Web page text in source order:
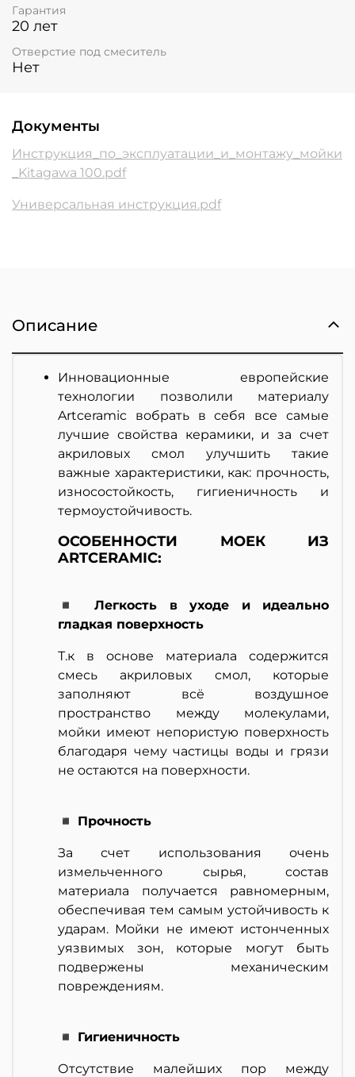
Гарантия
20 лет
Отверстие под смеситель
Нет
Документы
Инструкция_по_эксплуатации_и_монтажу_мойки
_Kitagawa 100.pdf
Универсальная инструкция.pdf
Описание
Инновационные европейские
технологии позволили материалу
Artceramic вобрать в себя все самые
лучшие свойства керамики, и за счет
акриловых смол улучшить такие
важные характеристики, как: прочность,
износостойкость, гигиеничность и
термоустойчивость.
ОСОБЕННОСТИ МОЕК ИЗ
ARTCERAMIC:
◾ Легкость в уходе и идеально
гладкая поверхность
Т.к в основе материала содержится
смесь акриловых смол, которые
заполняют всё воздушное
пространство между молекулами,
мойки имеют непористую поверхность
благодаря чему частицы воды и грязи
не остаются на поверхности.
◾ Прочность
За счет использования очень
измельченного сырья, состав
материала получается равномерным,
обеспечивая тем самым устойчивость к
ударам. Мойки не имеют истонченных
уязвимых зон, которые могут быть
подвержены механическим
повреждениям.
◾ Гигиеничность
Отсутствие малейших пор между